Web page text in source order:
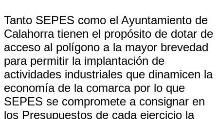
Tanto SEPES como el Ayuntamiento de
Calahorra tienen el propósito de dotar de
acceso al polígono a la mayor brevedad
para permitir la implantación de
actividades industriales que dinamicen la
economía de la comarca por lo que
SEPES se compromete a consignar en
los Presupuestos de cada ejercicio la